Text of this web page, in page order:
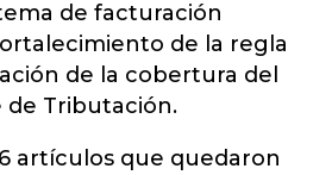
de facturación
de la regla
de la cobertura del
de Tributación.
artículos que quedaron